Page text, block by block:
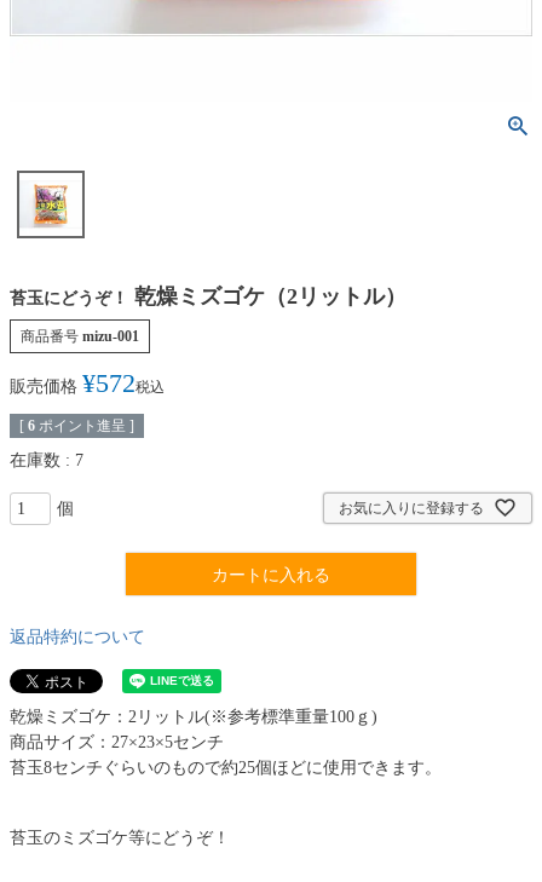
苔玉にどうぞ！ 乾燥ミズゴケ（2リットル）
商品番号 mizu-001
販売価格 ¥572税込
[ 6 ポイント進呈 ]
在庫数 7
お気に入りに登録する
カートに入れる
返品特約について
乾燥ミズゴケ：2リットル(※参考標準重量100ｇ)
商品サイズ：27×23×5センチ
苔玉8センチぐらいのもので約25個ほどに使用できます。
苔玉のミズゴケ等にどうぞ！